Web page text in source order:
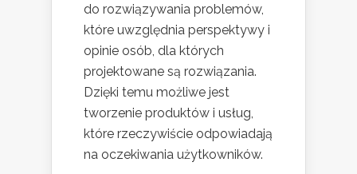
do rozwiązywania problemów,
które uwzględnia perspektywy i
opinie osób, dla których
projektowane są rozwiązania.
Dzięki temu możliwe jest
tworzenie produktów i usług,
które rzeczywiście odpowiadają
na oczekiwania użytkowników.